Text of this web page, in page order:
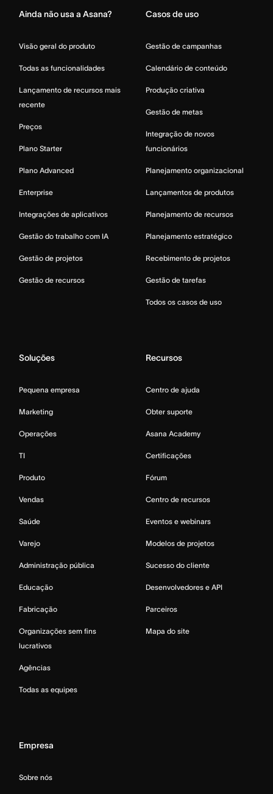
Ainda não usa a Asana?
Visão geral do produto
Todas as funcionalidades
Lançamento de recursos mais
recente
Preços
Plano Starter
Plano Advanced
Enterprise
Integrações de aplicativos
Gestão do trabalho com IA
Gestão de projetos
Gestão de recursos
Casos de uso
Gestão de campanhas
Calendário de conteúdo
Produção criativa
Gestão de metas
Integração de novos
funcionários
Planejamento organizacional
Lançamentos de produtos
Planejamento de recursos
Planejamento estratégico
Recebimento de projetos
Gestão de tarefas
Todos os casos de uso
Soluções
Pequena empresa
Marketing
Operações
TI
Produto
Vendas
Saúde
Varejo
Administração pública
Educação
Fabricação
Organizações sem fins
lucrativos
Agências
Todas as equipes
Recursos
Centro de ajuda
Obter suporte
Asana Academy
Certificações
Fórum
Centro de recursos
Eventos e webinars
Modelos de projetos
Sucesso do cliente
Desenvolvedores e API
Parceiros
Mapa do site
Empresa
Sobre nós